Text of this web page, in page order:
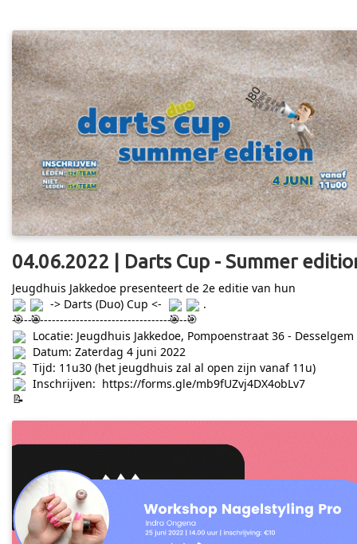
04.06.2022 | Darts Cup - Summer
Jeugdhuis Jakkedoe presenteert de 2e editie van hun
-> Darts (Duo) Cup <-
.
---------------------------------------------
Locatie: Jeugdhuis Jakkedoe, Pompoenstraat 36 - Desselgem
Datum: Zaterdag 4 juni 2022
Tijd: 11u30 (het jeugdhuis zal al open zijn vanaf 11u)
Inschrijven: https://forms.gle/mb9fUZvj4DX4obLv7